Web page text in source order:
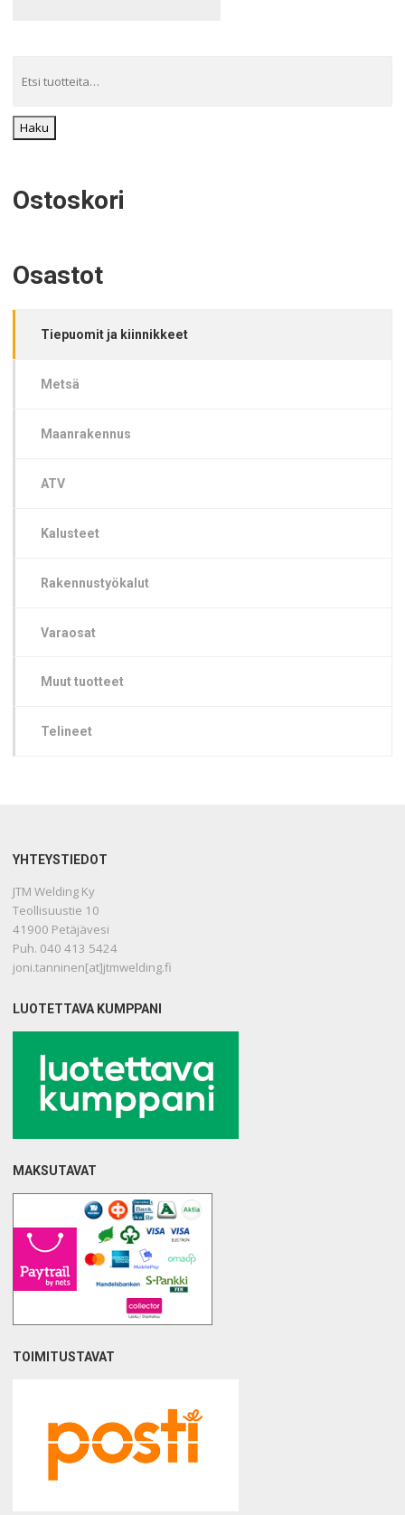
Haku
Ostoskori
Osastot
Tiepuomit ja kiinnikkeet
Metsä
Maanrakennus
ATV
Kalusteet
Rakennustyökalut
Varaosat
Muut tuotteet
Telineet
YHTEYSTIEDOT
JTM Welding Ky
Teollisuustie 10
41900 Petäjävesi
Puh. 040 413 5424
joni.tanninen[at]jtmwelding.fi
LUOTETTAVA KUMPPANI
MAKSUTAVAT
TOIMITUSTAVAT